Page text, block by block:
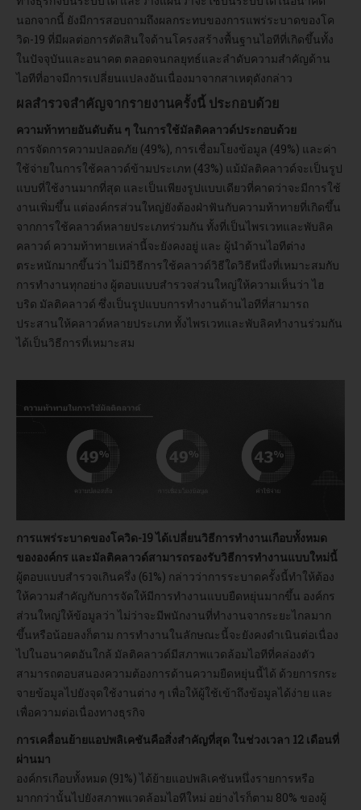
นอกจากนี้ ยังมีการสอบถามถึงผลกระทบของการแพร่ระบาดของโค
วิด-19 ที่มีผลต่อการตัดสินใจด้านโครงสร้างพื้นฐานไอทีที่เกิดขึ้นทั้ง
ในปัจจุบันและอนาคต ตลอดจนกลยุทธ์และลำดับความสำคัญด้าน
ไอทีที่อาจมีการเปลี่ยนแปลงอันเนื่องมาจากสาเหตุดังกล่าว
ผลสำรวจสำคัญจากรายงานครั้งนี้ ประกอบด้วย
ความท้าทายอันดับต้น ๆ ในการใช้มัลติคลาวด์ประกอบด้วย
การจัดการความปลอดภัย (49%), การเชื่อมโยงข้อมูล (49%) และค่า
ใช้จ่ายในการใช้คลาวด์ข้ามประเภท (43%) แม้มัลติคลาวด์จะเป็นรูป
แบบที่ใช้งานมากที่สุด และเป็นเพียงรูปแบบเดียวที่คาดว่าจะมีการใช้
งานเพิ่มขึ้น แต่องค์กรส่วนใหญ่ยังต้องฝ่าฟันกับความท้าทายที่เกิดขึ้น
จากการใช้คลาวด์หลายประเภทร่วมกัน ทั้งที่เป็นไพรเวทและพับลิค
คลาวด์ ความท้าทายเหล่านี้จะยังคงอยู่ และ ผู้นำด้านไอทีต่าง
ตระหนักมากขึ้นว่า ไม่มีวิธีการใช้คลาวด์วิธีใดวิธีหนึ่งที่เหมาะสมกับ
การทำงานทุกอย่าง ผู้ตอบแบบสำรวจส่วนใหญ่ให้ความเห็นว่า ไฮ
บริด มัลติคลาวด์ ซึ่งเป็นรูปแบบการทำงานด้านไอทีที่สามารถ
ประสานให้คลาวด์หลายประเภท ทั้งไพรเวทและพับลิคทำงานร่วมกัน
ได้เป็นวิธีการที่เหมาะสม
การแพร่ระบาดของโควิด-19 ได้เปลี่ยนวิธีการทำงานเกือบทั้งหมด
ขององค์กร และมัลติคลาวด์สามารถรองรับวิธีการทำงานแบบใหม่นี้
ผู้ตอบแบบสำรวจเกินครึ่ง (61%) กล่าวว่าการระบาดครั้งนี้ทำให้ต้อง
ให้ความสำคัญกับการจัดให้มีการทำงานแบบยืดหยุ่นมากขึ้น องค์กร
ส่วนใหญ่ให้ข้อมูลว่า ไม่ว่าจะมีพนักงานที่ทำงานจากระยะไกลมาก
ขึ้นหรือน้อยลงก็ตาม การทำงานในลักษณะนี้จะยังคงดำเนินต่อเนื่อง
ไปในอนาคตอันใกล้ มัลติคลาวด์มีสภาพแวดล้อมไอทีที่คล่องตัว
สามารถตอบสนองความต้องการด้านความยืดหยุ่นนี้ได้ ด้วยการกระ
จายข้อมูลไปยังจุดใช้งานต่าง ๆ เพื่อให้ผู้ใช้เข้าถึงข้อมูลได้ง่าย และ
เพื่อความต่อเนื่องทางธุรกิจ
การเคลื่อนย้ายแอปพลิเคชันคือสิ่งสำคัญที่สุด ในช่วงเวลา 12 เดือนที่
ผ่านมา
องค์กรเกือบทั้งหมด (91%) ได้ย้ายแอปพลิเคชันหนึ่งรายการหรือ
มากกว่านั้นไปยังสภาพแวดล้อมไอทีใหม่ อย่างไรก็ตาม 80% ของผู้